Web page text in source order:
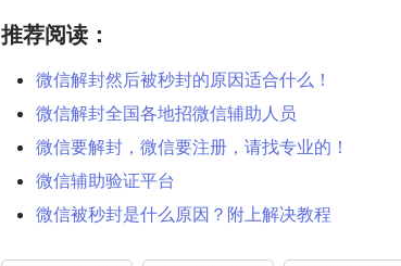
推荐阅读：
微信解封然后被秒封的原因适合什么！
微信解封全国各地招微信辅助人员
微信要解封，微信要注册，请找专业的！
微信辅助验证平台
微信被秒封是什么原因？附上解决教程